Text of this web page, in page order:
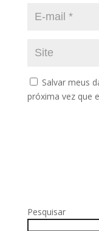
Salvar meus
próxima vez que
Pesquisar